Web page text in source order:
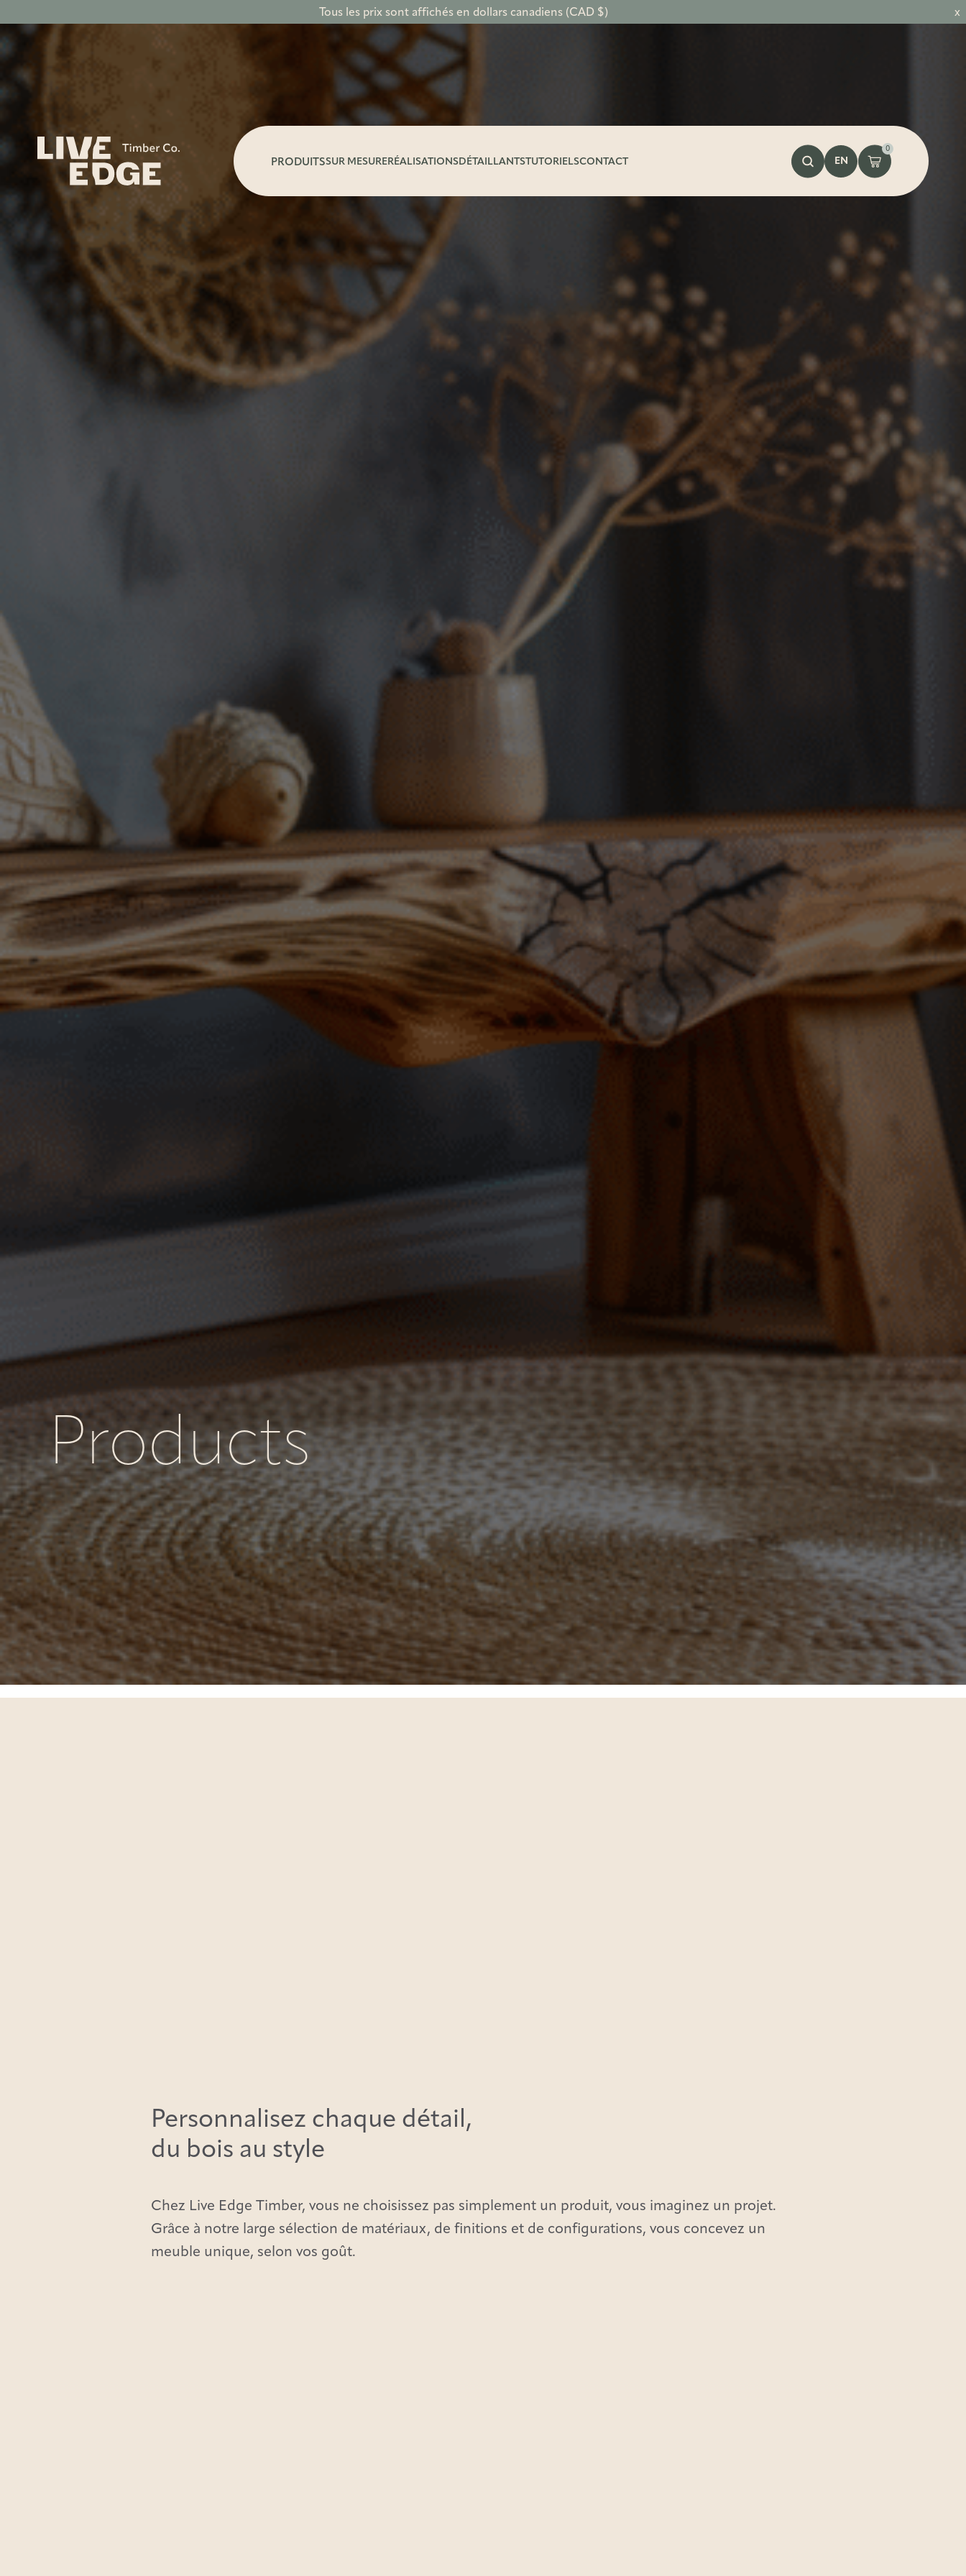
Tous les prix sont affichés en dollars canadiens (CAD $) x
PRODUITSSUR MESURERÉALISATIONSDÉTAILLANTSTUTORIELSCONTACT EN
0
Products
Personnalisez chaque détail,
du bois au style
Chez Live Edge Timber, vous ne choisissez pas simplement un produit, vous imaginez un projet.
Grâce à notre large sélection de matériaux, de finitions et de configurations, vous concevez un
meuble unique, selon vos goût.